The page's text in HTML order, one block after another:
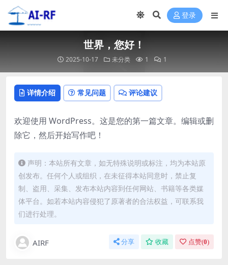
登录
世界，您好！
2025-10-17 未分类 1 1
详情介绍 常见问题 评论建议
欢迎使用 WordPress。这是您的第一篇文章。编辑或删
除它，然后开始写作吧！
声明：本站所有文章，如无特殊说明或标注，均为本站原
创发布。任何个人或组织，在未征得本站同意时，禁止复
制、盗用、采集、发布本站内容到任何网站、书籍等各类媒
体平台。如若本站内容侵犯了原著者的合法权益，可联系我
们进行处理。
AIRF 分享 收藏 点赞(0)